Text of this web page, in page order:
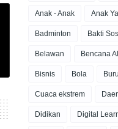
Anak - Anak Anak
Badminton Bakti
Belawan Bencana
Bisnis Bola
Cuaca ekstrem
Didikan Digital